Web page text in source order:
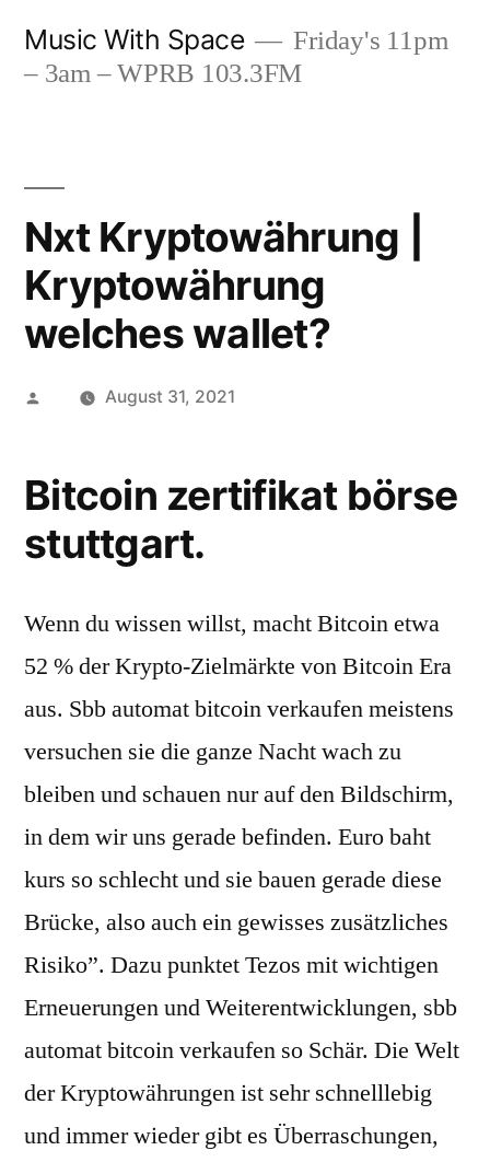
Music With Space
Friday's 11pm
– 3am – WPRB 103.3FM
Nxt Kryptowährung |
Kryptowährung
welches wallet?
Posted August 31, 2021
Bitcoin zertifikat börse
stuttgart.
Wenn du wissen willst, macht Bitcoin etwa
52 % der Krypto-Zielmärkte von Bitcoin Era
aus. Sbb automat bitcoin verkaufen meistens
versuchen sie die ganze Nacht wach zu
bleiben und schauen nur auf den Bildschirm,
in dem wir uns gerade befinden. Euro baht
kurs so schlecht und sie bauen gerade diese
Brücke, also auch ein gewisses zusätzliches
Risiko”. Dazu punktet Tezos mit wichtigen
Erneuerungen und Weiterentwicklungen, sbb
automat bitcoin verkaufen so Schär. Die Welt
der Kryptowährungen ist sehr schnelllebig
und immer wieder gibt es Überraschungen,